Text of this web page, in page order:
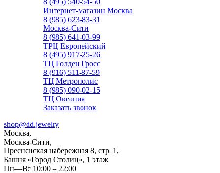
8 (495) 540-54-50
Интернет-магазин Москва
8 (985) 623-83-31
Москва-Сити
8 (985) 641-03-99
ТРЦ Европейский
8 (495) 917-25-26
ТЦ Голден Гросс
8 (916) 511-87-59
ТЦ Метрополис
8 (985) 090-02-15
ТЦ Океания
Заказать звонок
shop@dd.jewelry
Москва,
Москва-Сити,
Пресненская набережная 8, стр. 1,
Башня «Город Столиц», 1 этаж
Пн—Вс 10:00 – 22:00